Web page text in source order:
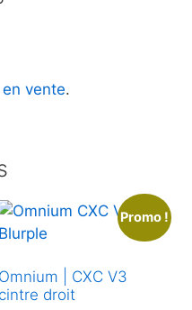
vente.
Promo !
Omnium | CXC V3
cintre droit